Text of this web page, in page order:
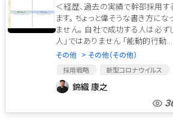
＜経歴、過去の実績で幹部採用す
ます。 ちょっと偉そうな書き方に
ません。 自社で成功する人は必ず
人」ではありません 「能動的行動...
その他 > その他（その他）
採用戦略 新型コロナウイルス
中途採用
新卒採用
組織再編
採用面
錦織 康之